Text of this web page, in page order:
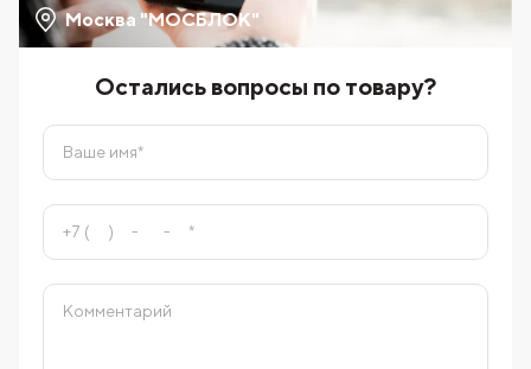
Москва "МОСБЛОК"
Остались вопросы по товару?